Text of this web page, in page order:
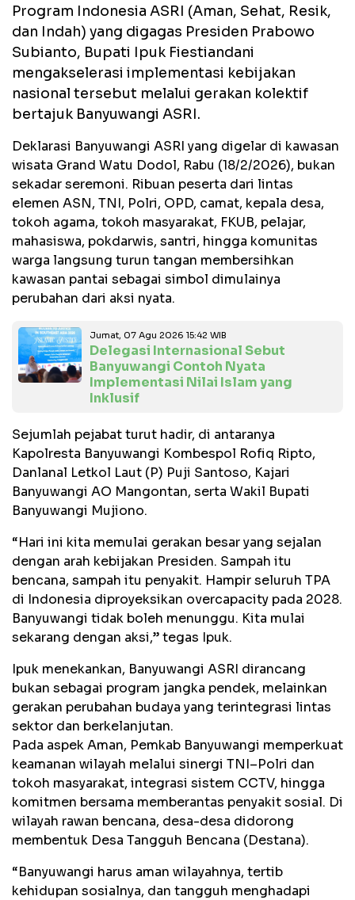
Program Indonesia ASRI (Aman, Sehat, Resik,
dan Indah) yang digagas Presiden Prabowo
Subianto, Bupati Ipuk Fiestiandani
mengakselerasi implementasi kebijakan
nasional tersebut melalui gerakan kolektif
bertajuk Banyuwangi ASRI.
Deklarasi Banyuwangi ASRI yang digelar di kawasan
wisata Grand Watu Dodol, Rabu (18/2/2026), bukan
sekadar seremoni. Ribuan peserta dari lintas
elemen ASN, TNI, Polri, OPD, camat, kepala desa,
tokoh agama, tokoh masyarakat, FKUB, pelajar,
mahasiswa, pokdarwis, santri, hingga komunitas
warga langsung turun tangan membersihkan
kawasan pantai sebagai simbol dimulainya
perubahan dari aksi nyata.
Jumat, 07 Agu 2026 15:42 WIB
Delegasi Internasional Sebut
Banyuwangi Contoh Nyata
Implementasi Nilai Islam yang
Inklusif
Sejumlah pejabat turut hadir, di antaranya
Kapolresta Banyuwangi Kombespol Rofiq Ripto,
Danlanal Letkol Laut (P) Puji Santoso, Kajari
Banyuwangi AO Mangontan, serta Wakil Bupati
Banyuwangi Mujiono.
“Hari ini kita memulai gerakan besar yang sejalan
dengan arah kebijakan Presiden. Sampah itu
bencana, sampah itu penyakit. Hampir seluruh TPA
di Indonesia diproyeksikan overcapacity pada 2028.
Banyuwangi tidak boleh menunggu. Kita mulai
sekarang dengan aksi,” tegas Ipuk.
Ipuk menekankan, Banyuwangi ASRI dirancang
bukan sebagai program jangka pendek, melainkan
gerakan perubahan budaya yang terintegrasi lintas
sektor dan berkelanjutan.
Pada aspek Aman, Pemkab Banyuwangi memperkuat
keamanan wilayah melalui sinergi TNI–Polri dan
tokoh masyarakat, integrasi sistem CCTV, hingga
komitmen bersama memberantas penyakit sosial. Di
wilayah rawan bencana, desa-desa didorong
membentuk Desa Tangguh Bencana (Destana).
“Banyuwangi harus aman wilayahnya, tertib
kehidupan sosialnya, dan tangguh menghadapi